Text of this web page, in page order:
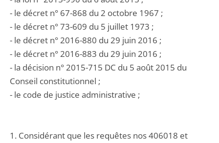
- le décret n° 67-868 du 2 octobre 1967 ;
- le décret n° 73-609 du 5 juillet 1973 ;
- le décret n° 2016-880 du 29 juin 2016 ;
- le décret n° 2016-883 du 29 juin 2016 ;
- la décision n° 2015-715 DC du 5 août 2015 du
Conseil constitutionnel ;
- le code de justice administrative ;
1. Considérant que les requêtes nos 406018 et